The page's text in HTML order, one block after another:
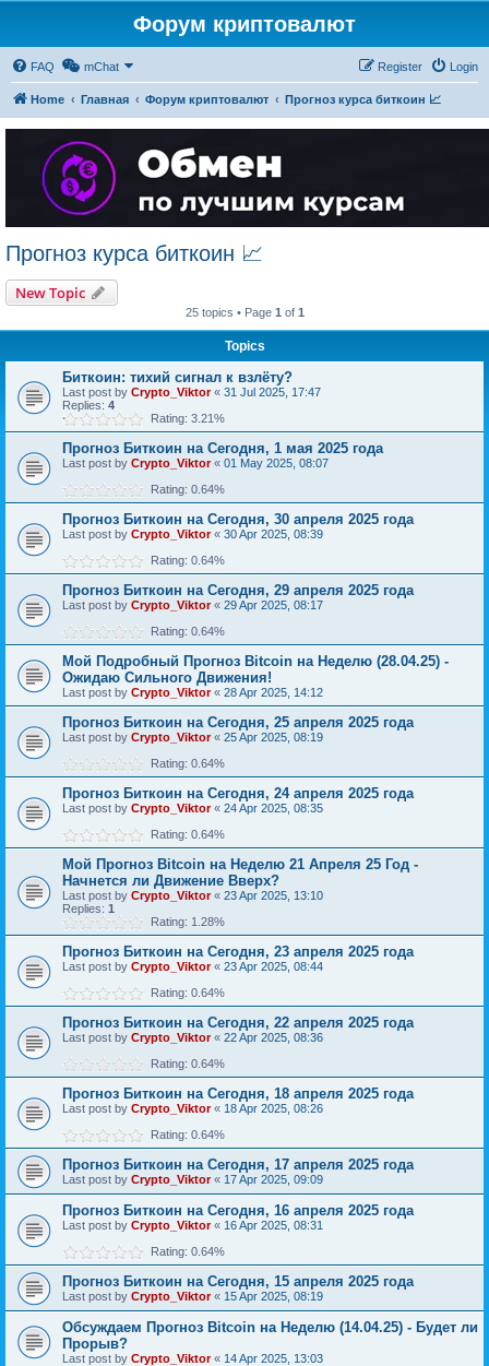
Форум криптовалют
FAQ mChat Login
Register
Home Главная Форум криптовалют Прогноз курса биткоин 📈
Прогноз курса биткоин 📈
New Topic
25 topics • Page 1 of 1
Topics
Биткоин: тихий сигнал к взлёту?
Last post by Crypto_Viktor« 31 Jul 2025, 17:47
Replies: 4
Rating: 3.21%
Прогноз Биткоин на Сегодня, 1 мая 2025 года
Last post by Crypto_Viktor« 01 May 2025, 08:07
Rating: 0.64%
Прогноз Биткоин на Сегодня, 30 апреля 2025 года
Last post by Crypto_Viktor« 30 Apr 2025, 08:39
Rating: 0.64%
Прогноз Биткоин на Сегодня, 29 апреля 2025 года
Last post by Crypto_Viktor« 29 Apr 2025, 08:17
Rating: 0.64%
Мой Подробный Прогноз Bitcoin на Неделю (28.04.25) -
Ожидаю Сильного Движения!
Last post by Crypto_Viktor« 28 Apr 2025, 14:12
Прогноз Биткоин на Сегодня, 25 апреля 2025 года
Last post by Crypto_Viktor« 25 Apr 2025, 08:19
Rating: 0.64%
Прогноз Биткоин на Сегодня, 24 апреля 2025 года
Last post by Crypto_Viktor« 24 Apr 2025, 08:35
Rating: 0.64%
Мой Прогноз Bitcoin на Неделю 21 Апреля 25 Год -
Начнется ли Движение Вверх?
Last post by Crypto_Viktor« 23 Apr 2025, 13:10
Replies: 1
Rating: 1.28%
Прогноз Биткоин на Сегодня, 23 апреля 2025 года
Last post by Crypto_Viktor« 23 Apr 2025, 08:44
Rating: 0.64%
Прогноз Биткоин на Сегодня, 22 апреля 2025 года
Last post by Crypto_Viktor« 22 Apr 2025, 08:36
Rating: 0.64%
Прогноз Биткоин на Сегодня, 18 апреля 2025 года
Last post by Crypto_Viktor« 18 Apr 2025, 08:26
Rating: 0.64%
Прогноз Биткоин на Сегодня, 17 апреля 2025 года
Last post by Crypto_Viktor« 17 Apr 2025, 09:09
Прогноз Биткоин на Сегодня, 16 апреля 2025 года
Last post by Crypto_Viktor« 16 Apr 2025, 08:31
Rating: 0.64%
Прогноз Биткоин на Сегодня, 15 апреля 2025 года
Last post by Crypto_Viktor« 15 Apr 2025, 08:19
Обсуждаем Прогноз Bitcoin на Неделю (14.04.25) - Будет ли
Прорыв?
Last post by Crypto_Viktor« 14 Apr 2025, 13:03